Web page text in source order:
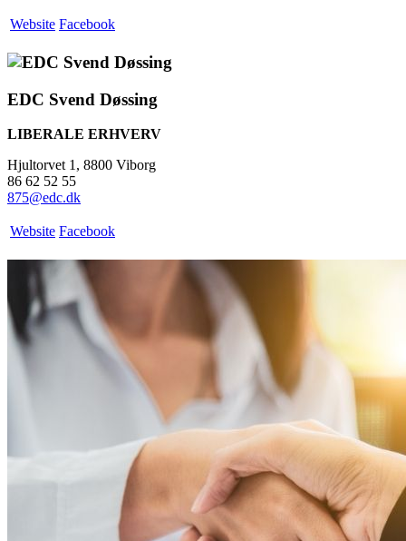
Website Facebook
EDC Svend Døssing
LIBERALE ERHVERV
Hjultorvet 1, 8800 Viborg
86 62 52 55
875@edc.dk
Website Facebook